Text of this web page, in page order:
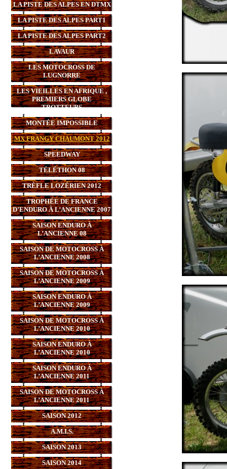
LA PISTE DES ALPES EN DTMX
LA PISTE DES ALPES PART1
LA PISTE DES ALPES PART2
LAVAUR
LES MOTOCROSS DE
LUGNORRE
LES VIEILLES EN AFRIQUE ,
PREMIERS GLOBE
TROTTEURS
MONTÉE IMPOSSIBLE
MX FRANGY CHAUMONT 2012
SPEEDWAY
TÉLÉTHON 08
TRÈFLE LOZÉRIEN 2012
TROPHÉE DE FRANCE
D’ENDURO À L’ANCIENNE 2007
SAISON ENDURO À
L’ANCIENNE 08
SAISON DE MOTOCROSS À
L’ANCIENNE 2008
SAISON DE MOTOCROSS À
L’ANCIENNE 2009
SAISON ENDURO À
L’ANCIENNE 2009
SAISON DE MOTOCROSS À
L’ANCIENNE 2010
SAISON ENDURO À
L’ANCIENNE 2010
SAISON ENDURO À
L’ANCIENNE 2011
SAISON DE MOTOCROSS À
L’ANCIENNE 2011
SAISON 2012
A.M.I.S.
SAISON 2013
SAISON 2014